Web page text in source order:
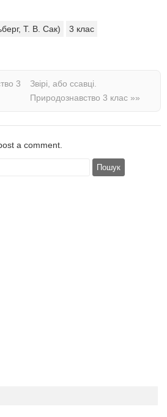
Т. В. Сак)
3 клас
3
Звірі, або ссавці.
Природознавство 3 клас »»
a comment.